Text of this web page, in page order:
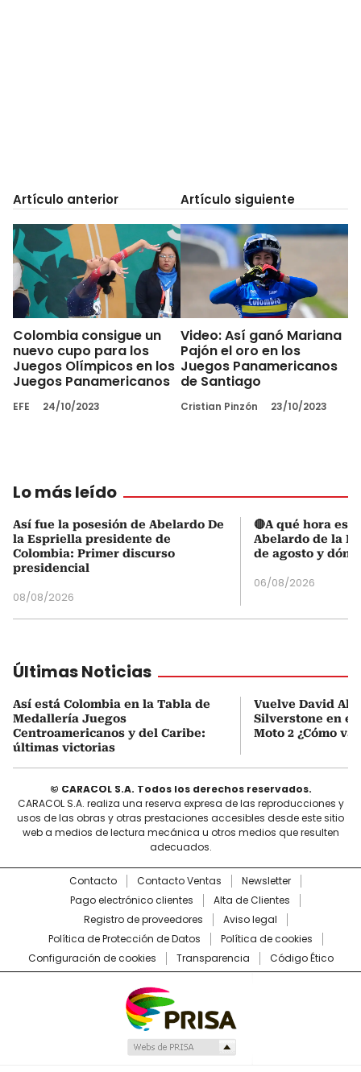
Artículo anterior
Colombia consigue un
nuevo cupo para los
Juegos Olímpicos en los
Juegos Panamericanos
EFE 24/10/2023
Artículo siguiente
Video: Así ganó Mariana
Pajón el oro en los
Juegos Panamericanos
de Santiago
Cristian Pinzón 23/10/2023
Lo más leído
Así fue la posesión de Abelardo De
la Espriella presidente de
Colombia: Primer discurso
presidencial
08/08/2026
🔴A qué hora es
Abelardo de la
de agosto y
06/08/2026
Últimas Noticias
Así está Colombia en la Tabla de
Medallería Juegos
Centroamericanos y del Caribe:
últimas victorias
Vuelve David
Silverstone en el
Moto 2 ¿Cómo
© CARACOL S.A. Todos los derechos reservados.
CARACOL S.A. realiza una reserva expresa de las reproducciones y
usos de las obras y otras prestaciones accesibles desde este sitio
web a medios de lectura mecánica u otros medios que resulten
adecuados.
Contacto Contacto Ventas
Newsletter
Pago electrónico clientes
Alta de Clientes
Registro de proveedores
Aviso legal
Política de Protección de Datos
Política de cookies
Configuración de cookies
Transparencia Código Ético